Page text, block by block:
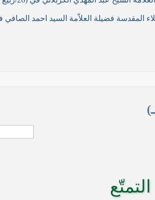
في محافظة نينوى